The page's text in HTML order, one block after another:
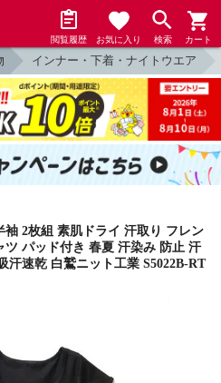
閲覧履歴 お気に入り 検索 カート
インナー・下着・ナイトウエア
2枚組 素肌ドライ 汗取り フレン
パッド付き 春夏 汗染み 防止 汗
汗速乾 白鷲ニット工業 S5022B-RT